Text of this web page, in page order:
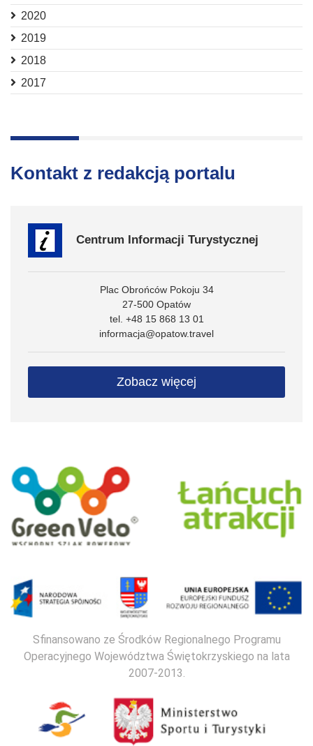
2020
2019
2018
2017
Kontakt z redakcją portalu
Centrum Informacji Turystycznej
Plac Obrońców Pokoju 34
27-500 Opatów
tel. +48 15 868 13 01
informacja@opatow.travel
Zobacz więcej
Sfinansowano ze Środków Regionalnego Programu
Operacyjnego Województwa Świętokrzyskiego na lata
2007-2013.